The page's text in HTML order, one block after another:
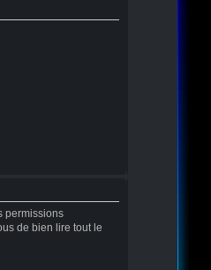
permissions
de bien lire tout le